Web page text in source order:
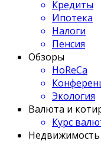
Кредиты
Ипотека
Налоги
Пенсия
Обзоры
HoReCa
Экология
Валюта и
Курс
Недвижимость